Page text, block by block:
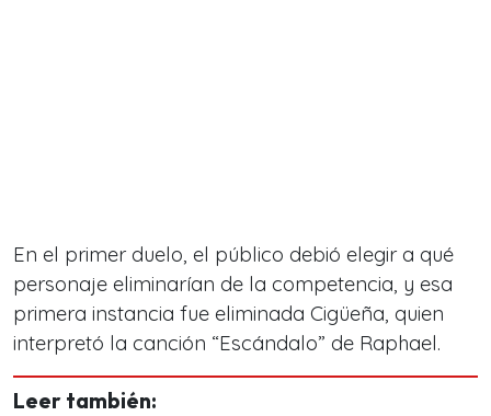
En el primer duelo, el público debió elegir a qué
personaje eliminarían de la competencia, y esa
primera instancia fue eliminada Cigüeña, quien
interpretó la canción “Escándalo” de Raphael.
Leer también: